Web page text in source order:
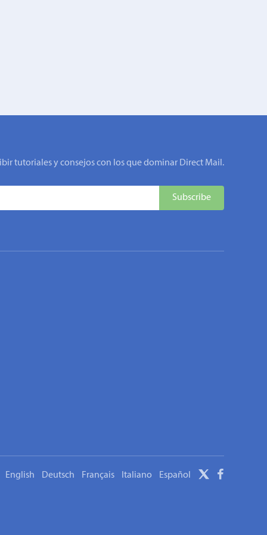
tutoriales y consejos con los que dominar Direct Mail.
English Deutsch Français Italiano Español